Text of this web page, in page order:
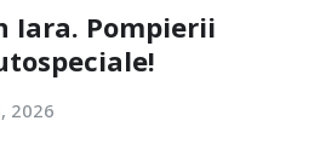
Iara. Pompierii
2026